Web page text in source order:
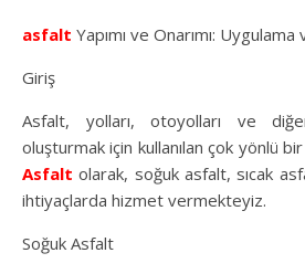
asfalt Yapımı ve Onarımı:
Giriş
Asfalt, yolları, otoyolları ve diğer
oluşturmak için kullanılan çok yönlü
Asfalt olarak, soğuk asfalt, sıcak
ihtiyaçlarda hizmet vermekteyiz.
Soğuk Asfalt